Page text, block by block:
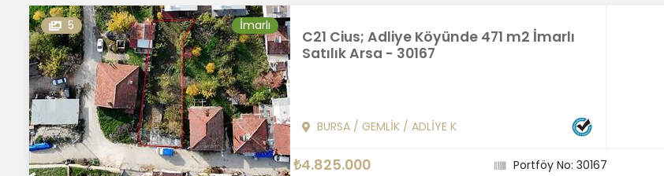
5 İmarlı
C21 Cius; Adliye Köyünde 471 m2 İmarlı
Satılık Arsa - 30167
BURSA/ GEMLİK/ ADLİYE K
₺4.825.000 Portföy No: 30167